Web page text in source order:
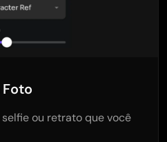
Foto
ou retrato que você